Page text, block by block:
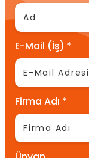
E-Mail (İş) *
Firma Adı *